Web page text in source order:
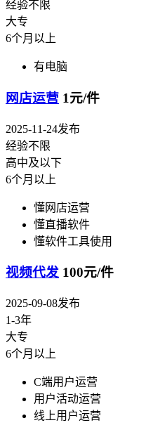
经验不限
大专
6个月以上
有电脑
网店运营 1元/件
2025-11-24发布
经验不限
高中及以下
6个月以上
懂网店运营
懂直播软件
懂软件工具使用
视频代发 100元/件
2025-09-08发布
1-3年
大专
6个月以上
C端用户运营
用户活动运营
线上用户运营